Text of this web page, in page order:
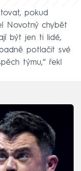
pokud
Novotný chybět
být jen ti lidé,
potlačit své
týmu,“ řekl